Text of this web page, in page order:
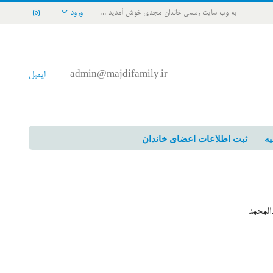
به وب سایت رسمی خاندان مجدی خوش آمدید ... ورود
admin@majdifamily.ir ایمیل
ثبت اطلاعات اعضای خاندان